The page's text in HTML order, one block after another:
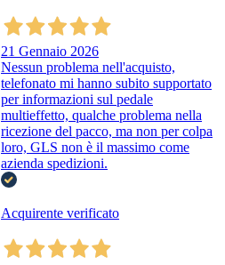
21 Gennaio 2026
Nessun problema nell'acquisto,
telefonato mi hanno subito supportato
per informazioni sul pedale
multieffetto, qualche problema nella
ricezione del pacco, ma non per colpa
loro, GLS non è il massimo come
azienda spedizioni.
Acquirente verificato